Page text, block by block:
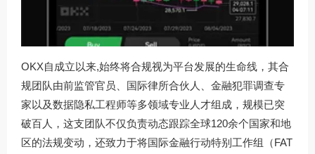
OKX自成立以来,始终将合规视为平台发展的生命线，其合
规团队由前监管官员、国际律所合伙人、金融犯罪调查专
家以及数据隐私工程师等多领域专业人才组成，规模已突
破百人，这支团队不仅负责动态跟踪全球120余个国家和地
区的法规变动，还致力于将国际金融行动特别工作组（FAT